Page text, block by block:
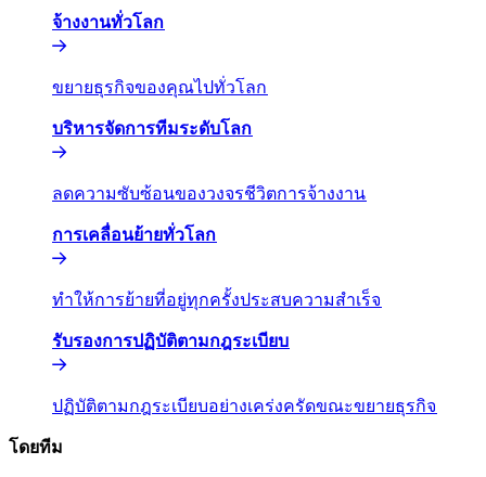
จ้างงานทั่วโลก​​
ขยายธุรกิจของคุณไปทั่วโลก​​
บริหารจัดการทีมระดับโลก​​
ลดความซับซ้อนของวงจรชีวิตการจ้างงาน​​
การเคลื่อนย้ายทั่วโลก​​
ทำให้การย้ายที่อยู่ทุกครั้งประสบความสำเร็จ​​
รับรองการปฏิบัติตามกฎระเบียบ​​
ปฏิบัติตามกฎระเบียบอย่างเคร่งครัดขณะขยายธุรกิจ​​
โดยทีม​​